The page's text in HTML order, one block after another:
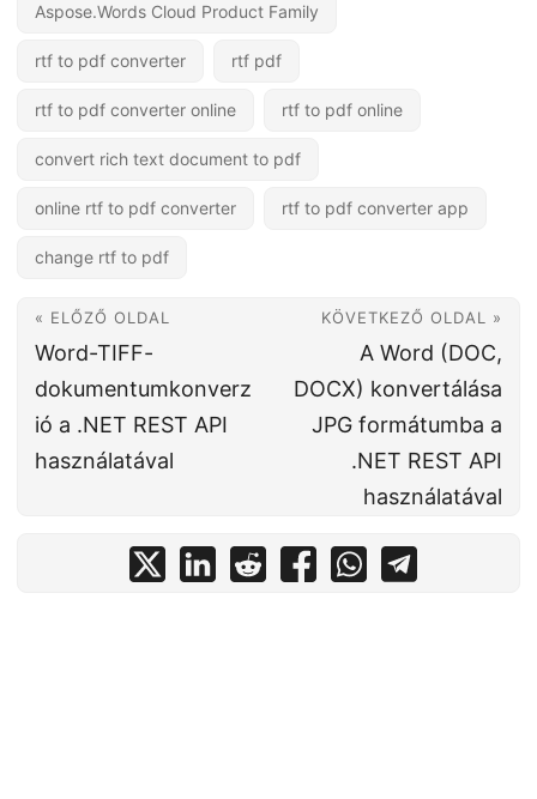
Aspose.Words Cloud Product Family
rtf to pdf converter rtf pdf
rtf to pdf converter online rtf to pdf online
convert rich text document to pdf
online rtf to pdf converter rtf to pdf converter app
change rtf to pdf
« ELŐZŐ OLDAL
Word-TIFF-
dokumentumkonverz
ió a .NET REST API
használatával
KÖVETKEZŐ OLDAL »
A Word (DOC,
DOCX) konvertálása
JPG formátumba a
.NET REST API
használatával